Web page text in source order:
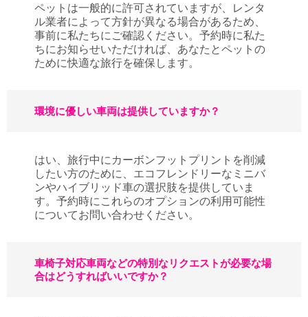
ペットは一般的に許可されていますが、レンタ
ル業者によって方針が異なる場合があるため、
事前に私たちにご確認ください。予約時に私た
ちにお知らせいただければ、あなたとペットの
ために快適な旅行を確保します。
環境に優しい車両は提供していますか？
はい、旅行中にカーボンフットプリントを削減
したい方のために、エコフレンドリーなミニバ
ンやハイブリッド車の選択肢を提供していま
す。予約時にこれらのオプションの利用可能性
についてお問い合わせください。
車椅子対応車両などの特別なリクエストが必要な場
合はどうすればいいですか？